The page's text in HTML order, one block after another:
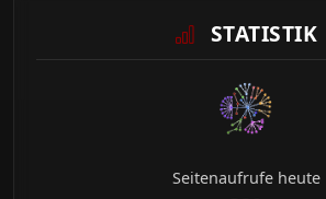
STATISTIK
Seitenaufrufe heute